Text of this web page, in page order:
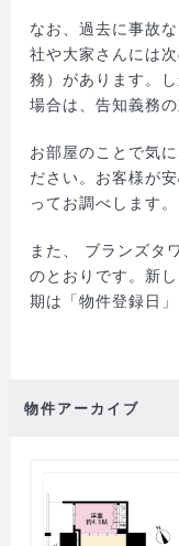
なお、過去に事故
社や大家さんには
務）があります。
場合は、告知義務
お部屋のことで気
ださい。お客様が
ってお調べします。
また、 ブランズタ
のとおりです。新
期は「物件登録日」
物件アーカイブ